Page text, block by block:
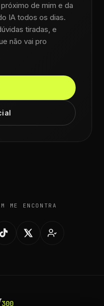
de mim e da
IA todos os dias.
tiradas, e
não vai pro
ME ENCONTRA
300